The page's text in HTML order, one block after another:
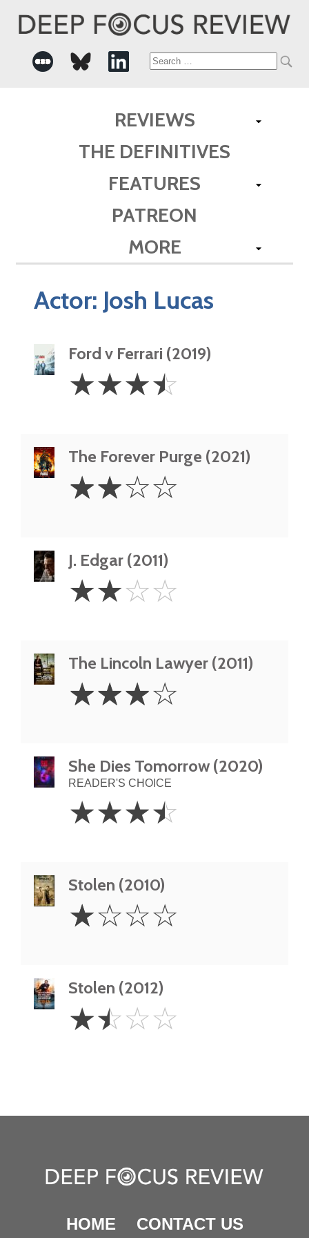
Search
REVIEWS
THE DEFINITIVES
FEATURES
PATREON
MORE
Actor: Josh Lucas
Ford v Ferrari (2019)
3.5
Stars
☆☆☆☆
The Forever Purge (2021)
Stars
☆☆☆☆
J. Edgar (2011)
Stars
☆☆☆☆
The Lincoln Lawyer (2011)
Stars
☆☆☆☆
She Dies Tomorrow (2020)
READER'S CHOICE
3.5
Stars
☆☆☆☆
Stolen (2010)
Star
☆☆☆☆
Stolen (2012)
1.5
Stars
☆☆☆☆
HOME CONTACT US